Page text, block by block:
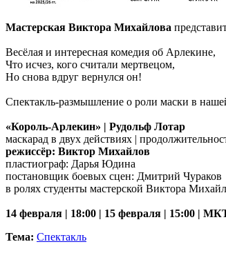
Мастерская Виктора Михайлова
Весёлая и интересная комедия об Арлекине,
Что исчез, кого считали мертвецом,
Но снова вдруг вернулся он!
Спектакль-размышление о роли маски в
«Король-Арлекин» | Рудольф Лотар
маскарад в двух действиях |
режиссёр: Виктор Михайлов
пластиограф: Дарья Юдина
постановщик боевых сцен: Дмитрий Чураков
в ролях студенты мастерской Виктора
14 февраля | 18:00 | 15 февраля | 15:00 |
Тема: Спектакль